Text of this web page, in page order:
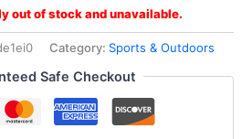
out of stock and unavailable.
Category: Sports & Outdoors
Safe Checkout